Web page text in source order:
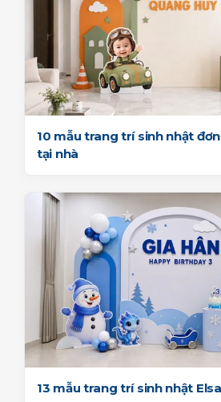
10 mẫu trang trí sinh nhật
tại nhà
13 mẫu trang trí sinh nhật